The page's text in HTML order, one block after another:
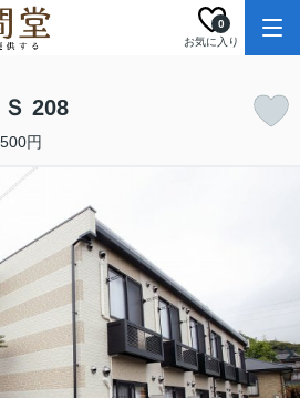
お気に入り
0
208
円